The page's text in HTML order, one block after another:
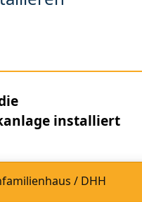
installiert
/ DHH